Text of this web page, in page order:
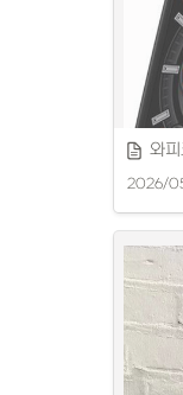
퍼스트워
와
2026/